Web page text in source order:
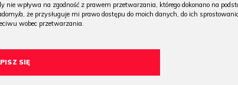
nie wpływa na zgodność z prawem przetwarzania, którego dokonano na
a, że przysługuje mi prawo dostępu do moich danych, do ich
wobec przetwarzania.